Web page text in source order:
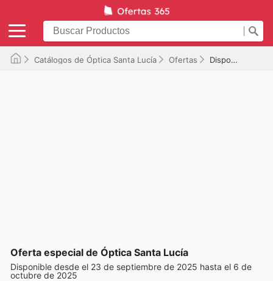
Catálogos de Óptica Santa Lucía Ofertas Disponible hasta el 06/10/2025
Oferta especial de Óptica Santa Lucía
Disponible desde el 23 de septiembre de 2025 hasta el 6 de
octubre de 2025